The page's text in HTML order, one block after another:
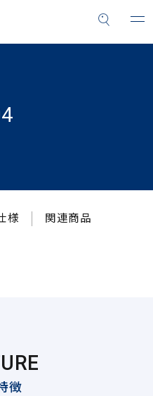
様 関連商品
徴